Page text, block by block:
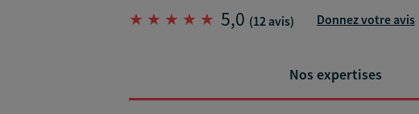
5,0 (12 avis) Donnez votre avis
Nos expertises